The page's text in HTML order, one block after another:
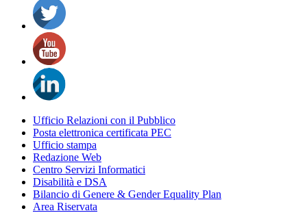
Ufficio Relazioni con il Pubblico
Posta elettronica certificata PEC
Ufficio stampa
Redazione Web
Centro Servizi Informatici
Disabilità e DSA
Bilancio di Genere & Gender Equality Plan
Area Riservata